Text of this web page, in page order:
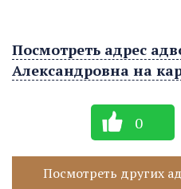
Посмотреть адрес
Александровна на
0
Посмотреть других